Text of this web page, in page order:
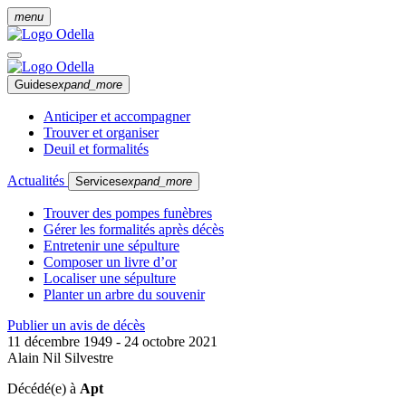
menu
Guidesexpand_more
Anticiper et accompagner
Trouver et organiser
Deuil et formalités
Actualités Servicesexpand_more
Trouver des pompes funèbres
Gérer les formalités après décès
Entretenir une sépulture
Composer un livre d’or
Localiser une sépulture
Planter un arbre du souvenir
Publier un avis de décès
11 décembre 1949 - 24 octobre 2021
Alain Nil Silvestre
Décédé(e) à Apt